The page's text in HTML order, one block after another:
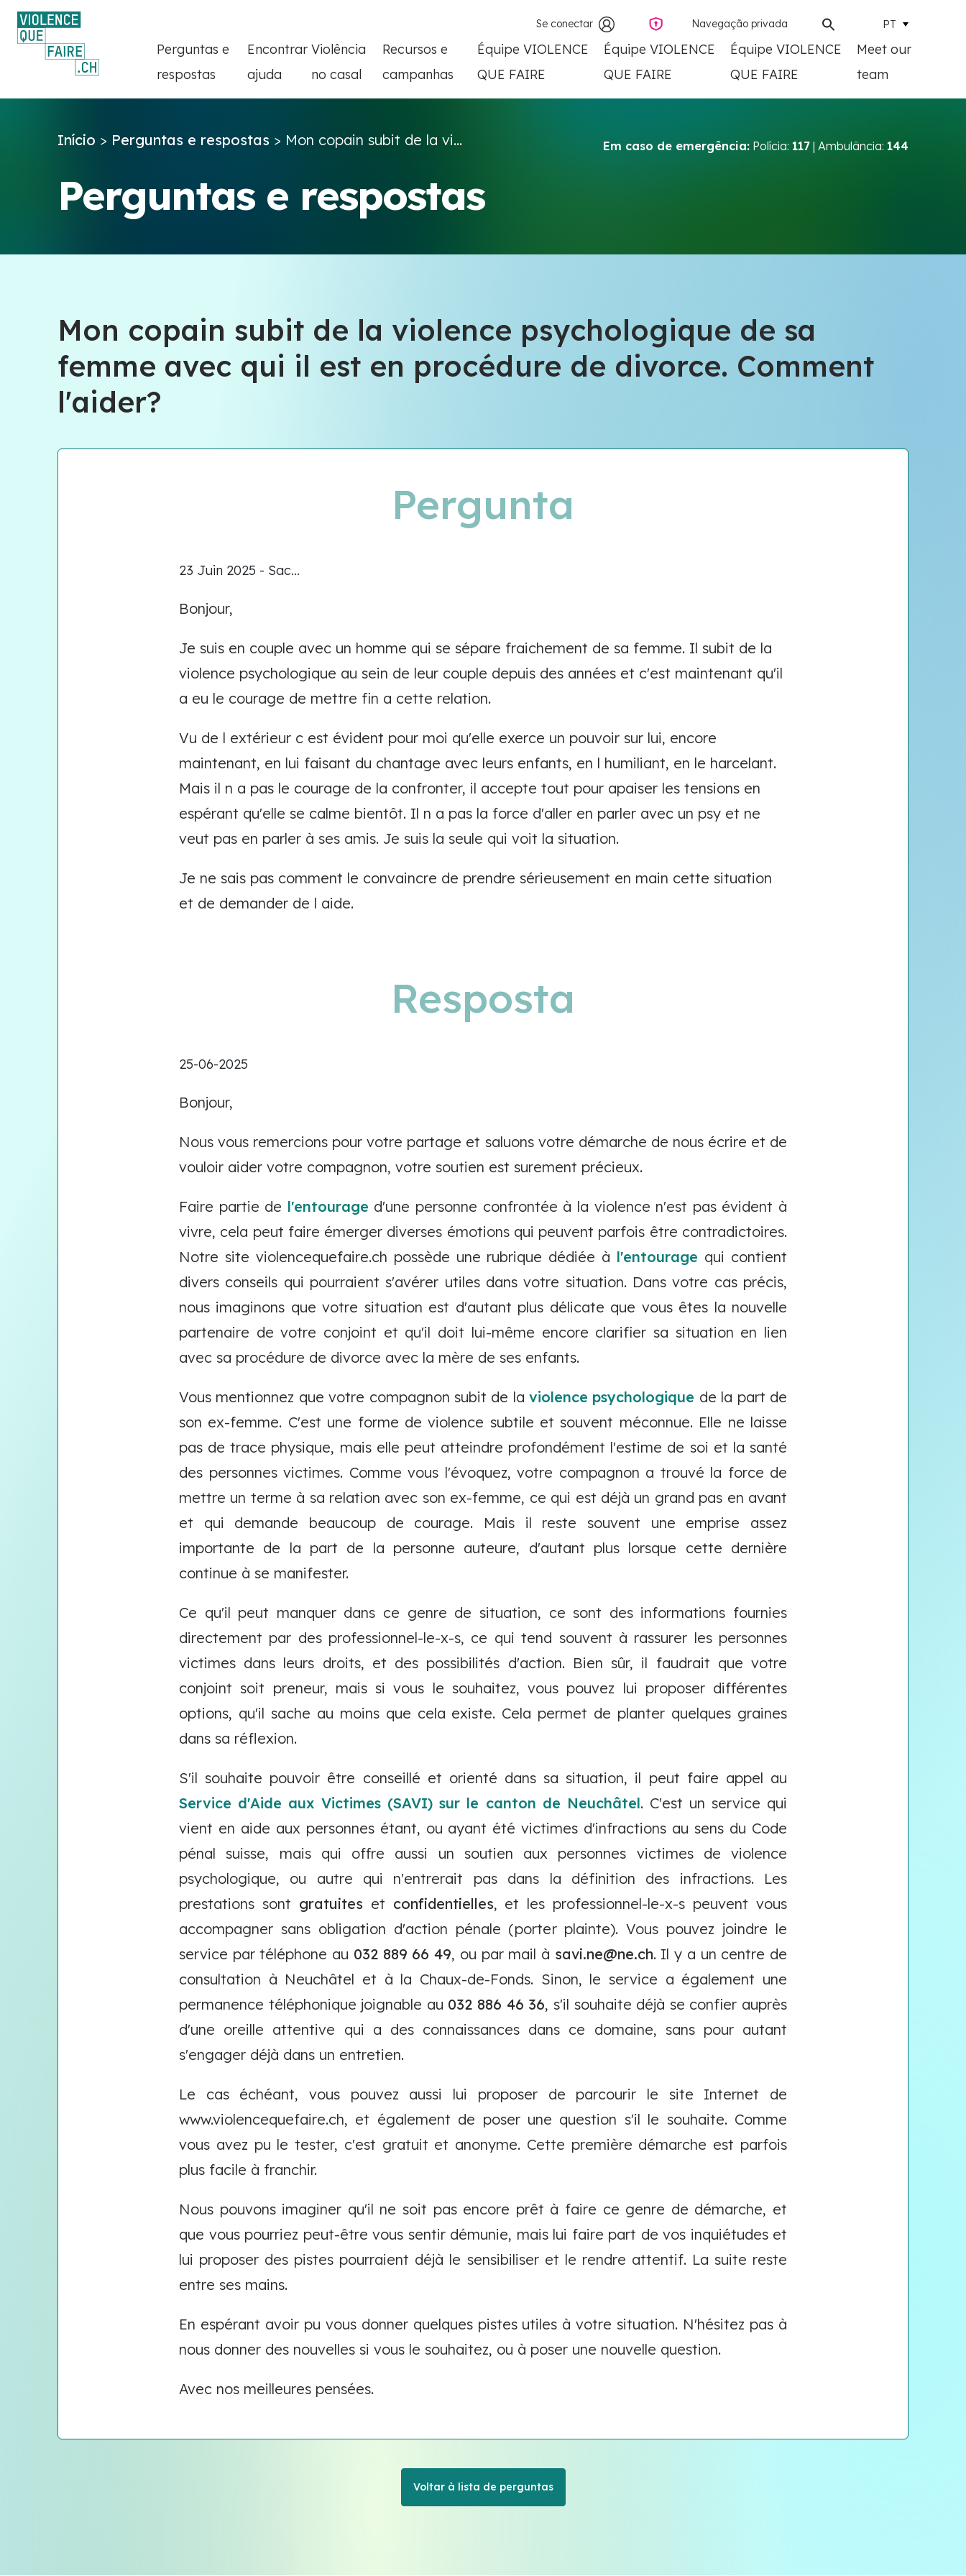
Se conectar Navegação privada PT
Perguntas e
respostas
Encontrar
ajuda
Violência
no casal
Recursos e
campanhas
Équipe VIOLENCE
QUE FAIRE
Équipe VIOLENCE
QUE FAIRE
Équipe VIOLENCE
QUE FAIRE
Meet our
team
Início > Perguntas e respostas > Mon copain subit de la vi... Em caso de emergência: Polícia: 117 | Ambulância: 144
Perguntas e respostas
Mon copain subit de la violence psychologique de sa
femme avec qui il est en procédure de divorce. Comment
l'aider?
Pergunta
23 Juin 2025 - Sac...
Bonjour,
Je suis en couple avec un homme qui se sépare fraichement de sa femme. Il subit de la
violence psychologique au sein de leur couple depuis des années et c'est maintenant qu'il
a eu le courage de mettre fin a cette relation.
Vu de l extérieur c est évident pour moi qu'elle exerce un pouvoir sur lui, encore
maintenant, en lui faisant du chantage avec leurs enfants, en l humiliant, en le harcelant.
Mais il n a pas le courage de la confronter, il accepte tout pour apaiser les tensions en
espérant qu'elle se calme bientôt. Il n a pas la force d'aller en parler avec un psy et ne
veut pas en parler à ses amis. Je suis la seule qui voit la situation.
Je ne sais pas comment le convaincre de prendre sérieusement en main cette situation
et de demander de l aide.
Resposta
25-06-2025
Bonjour,
Nous vous remercions pour votre partage et saluons votre démarche de nous écrire et de
vouloir aider votre compagnon, votre soutien est surement précieux.
Faire partie de l'entourage d'une personne confrontée à la violence n'est pas évident à
vivre, cela peut faire émerger diverses émotions qui peuvent parfois être contradictoires.
Notre site violencequefaire.ch possède une rubrique dédiée à l'entourage qui contient
divers conseils qui pourraient s'avérer utiles dans votre situation. Dans votre cas précis,
nous imaginons que votre situation est d'autant plus délicate que vous êtes la nouvelle
partenaire de votre conjoint et qu'il doit lui-même encore clarifier sa situation en lien
avec sa procédure de divorce avec la mère de ses enfants.
Vous mentionnez que votre compagnon subit de laviolence psychologique de la part de
son ex-femme. C'est une forme de violence subtile et souvent méconnue. Elle ne laisse
pas de trace physique, mais elle peut atteindre profondément l'estime de soi et la santé
des personnes victimes. Comme vous l'évoquez, votre compagnon a trouvé la force de
mettre un terme à sa relation avec son ex-femme, ce qui est déjà un grand pas en avant
et qui demande beaucoup de courage. Mais il reste souvent une emprise assez
importante de la part de la personne auteure, d'autant plus lorsque cette dernière
continue à se manifester.
Ce qu'il peut manquer dans ce genre de situation, ce sont des informations fournies
directement par des professionnel-le-x-s, ce qui tend souvent à rassurer les personnes
victimes dans leurs droits, et des possibilités d'action. Bien sûr, il faudrait que votre
conjoint soit preneur, mais si vous le souhaitez, vous pouvez lui proposer différentes
options, qu'il sache au moins que cela existe. Cela permet de planter quelques graines
dans sa réflexion.
S'il souhaite pouvoir être conseillé et orienté dans sa situation, il peut faire appel au
Service d'Aide aux Victimes (SAVI) sur le canton de Neuchâtel. C'est un service qui
vient en aide aux personnes étant, ou ayant été victimes d'infractions au sens du Code
pénal suisse, mais qui offre aussi un soutien aux personnes victimes de violence
psychologique, ou autre qui n'entrerait pas dans la définition des infractions. Les
prestations sont gratuites et confidentielles, et les professionnel-le-x-s peuvent vous
accompagner sans obligation d'action pénale (porter plainte). Vous pouvez joindre le
service par téléphone au 032 889 66 49, ou par mail à savi.ne@ne.ch. Il y a un centre de
consultation à Neuchâtel et à la Chaux-de-Fonds. Sinon, le service a également une
permanence téléphonique joignable au 032 886 46 36, s'il souhaite déjà se confier auprès
d'une oreille attentive qui a des connaissances dans ce domaine, sans pour autant
s'engager déjà dans un entretien.
Le cas échéant, vous pouvez aussi lui proposer de parcourir le site Internet de
www.violencequefaire.ch, et également de poser une question s'il le souhaite. Comme
vous avez pu le tester, c'est gratuit et anonyme. Cette première démarche est parfois
plus facile à franchir.
Nous pouvons imaginer qu'il ne soit pas encore prêt à faire ce genre de démarche, et
que vous pourriez peut-être vous sentir démunie, mais lui faire part de vos inquiétudes et
lui proposer des pistes pourraient déjà le sensibiliser et le rendre attentif. La suite reste
entre ses mains.
En espérant avoir pu vous donner quelques pistes utiles à votre situation. N'hésitez pas à
nous donner des nouvelles si vous le souhaitez, ou à poser une nouvelle question.
Avec nos meilleures pensées.
Voltar à lista de perguntas